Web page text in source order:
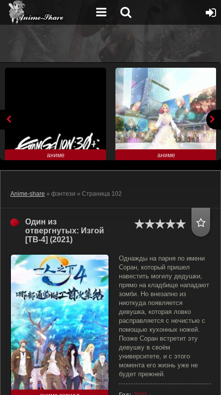
аниме аниме
Anime-share » фэнтези » Страница 102
Один из
отвергнутых: Изгой
[ТВ-4] (2021)
Однажды на парня по имени
Соран, который пришел
навестить могилу дедушки,
прямо на кладбище нападают
зомби. Но внезапно из
ниоткуда появляется
девушка, которая ловко
расправляется с нечистью с
помощью кухонных ножей.
Позже Соран встретит эту
девушку в своём
университете, и с этого
момента его жизнь уже не
будет прежней.